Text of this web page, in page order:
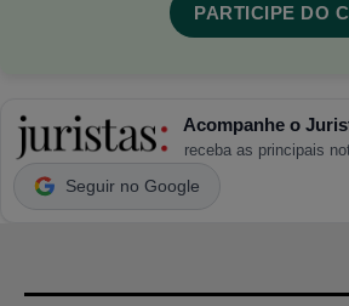
PARTICIPE DO
Acompanhe o
receba as principais
Seguir no Google